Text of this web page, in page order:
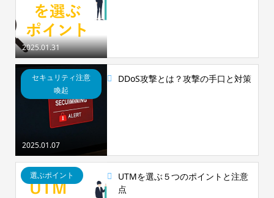
2025.01.31
2025.01.07
セキュリティ注意
喚起
DDoS攻撃とは？攻撃の手口と対策
選ぶポイント
UTMを選ぶ５つのポイントと注意
点